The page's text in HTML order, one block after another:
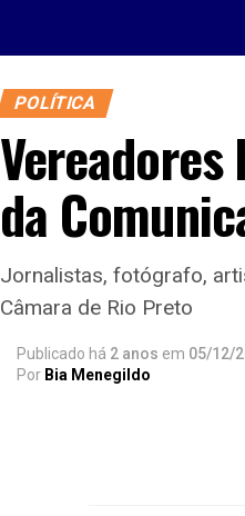
POLÍTICA
da
Jornalistas, fotógrafo,
Câmara de Rio Preto
Publicado há 2 anos em 05/12/
Por Bia Menegildo